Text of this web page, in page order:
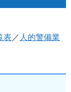
表 ／ 人的警備業